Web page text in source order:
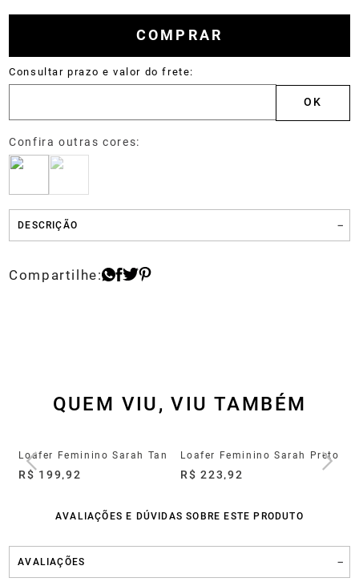
COMPRAR
DESCRIÇÃO
QUEM VIU, VIU TAMBÉM
Loafer Feminino Sarah Tan
R$ 199,92
Loafer Feminino Sarah Preto
R$ 223,92
AVALIAÇÕES E DÚVIDAS SOBRE ESTE PRODUTO
AVALIAÇÕES